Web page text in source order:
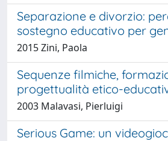
Separazione e divorzio:
sostegno educativo per
2015 Zini, Paola
Sequenze filmiche,
progettualità etico-
2003 Malavasi, Pierluigi
Serious Game: un